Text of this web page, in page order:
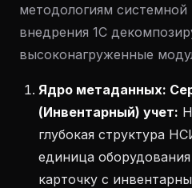
методологиям
внедрения 1С
высоконагруженные
Ядро метаданных:
(Инвентарный) учет:
глубокая структура
единица
карточку с